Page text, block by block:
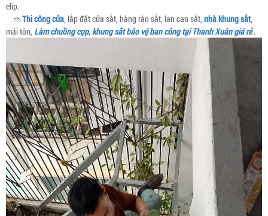
elip.
➱ Thi công cửa, lắp đặt cửa sắt, hàng rào sắt, lan can sắt, nhà khung sắt,
mái tôn, Làm chuồng cọp, khung sắt bảo vệ ban công tại Thanh Xuân giá rẻ.